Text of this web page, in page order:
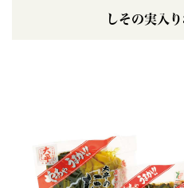
しその実入